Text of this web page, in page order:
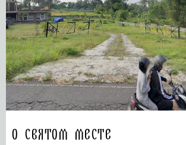
О святом месте